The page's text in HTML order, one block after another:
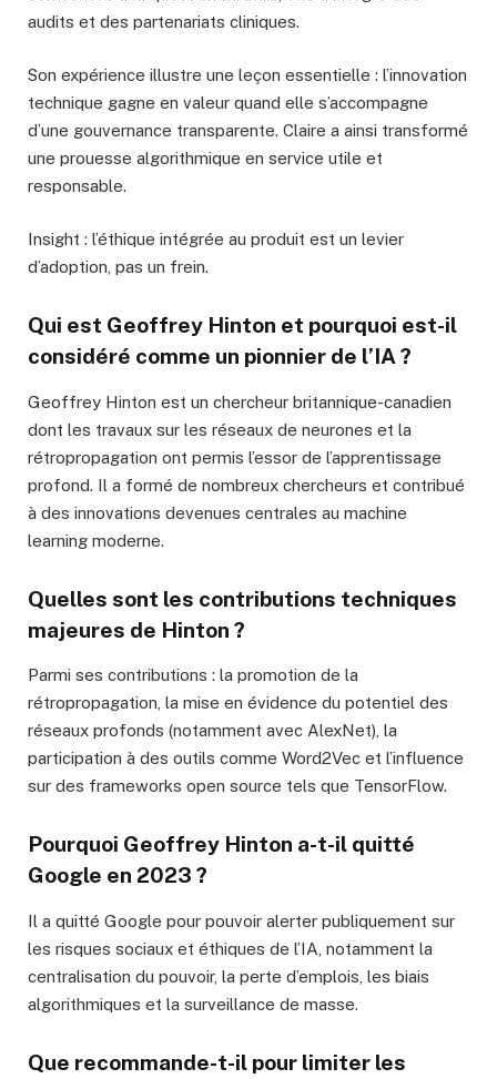
audits et des partenariats cliniques.
Son expérience illustre une leçon essentielle : l’innovation
technique gagne en valeur quand elle s’accompagne
d’une gouvernance transparente. Claire a ainsi transformé
une prouesse algorithmique en service utile et
responsable.
Insight : l’éthique intégrée au produit est un levier
d’adoption, pas un frein.
Qui est Geoffrey Hinton et pourquoi est-il
considéré comme un pionnier de l’IA ?
Geoffrey Hinton est un chercheur britannique-canadien
dont les travaux sur les réseaux de neurones et la
rétropropagation ont permis l’essor de l’apprentissage
profond. Il a formé de nombreux chercheurs et contribué
à des innovations devenues centrales au machine
learning moderne.
Quelles sont les contributions techniques
majeures de Hinton ?
Parmi ses contributions : la promotion de la
rétropropagation, la mise en évidence du potentiel des
réseaux profonds (notamment avec AlexNet), la
participation à des outils comme Word2Vec et l’influence
sur des frameworks open source tels que TensorFlow.
Pourquoi Geoffrey Hinton a-t-il quitté
Google en 2023 ?
Il a quitté Google pour pouvoir alerter publiquement sur
les risques sociaux et éthiques de l’IA, notamment la
centralisation du pouvoir, la perte d’emplois, les biais
algorithmiques et la surveillance de masse.
Que recommande-t-il pour limiter les